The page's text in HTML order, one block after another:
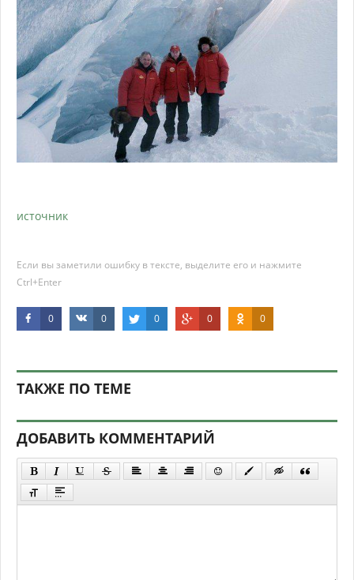
источник
Если вы заметили ошибку в тексте, выделите его и нажмите
Ctrl+Enter
0 0 0 0 0
ТАКЖЕ ПО ТЕМЕ
ДОБАВИТЬ КОММЕНТАРИЙ